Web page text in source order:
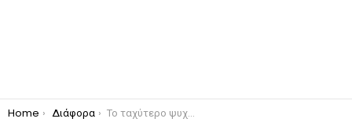
You are here:
Home Διάφορα Το ταχύτερο ψυχολογικό τεστ! Τι βλέπετε σε αυτή την φωτογραφία ; Δείτε την απάντηση!